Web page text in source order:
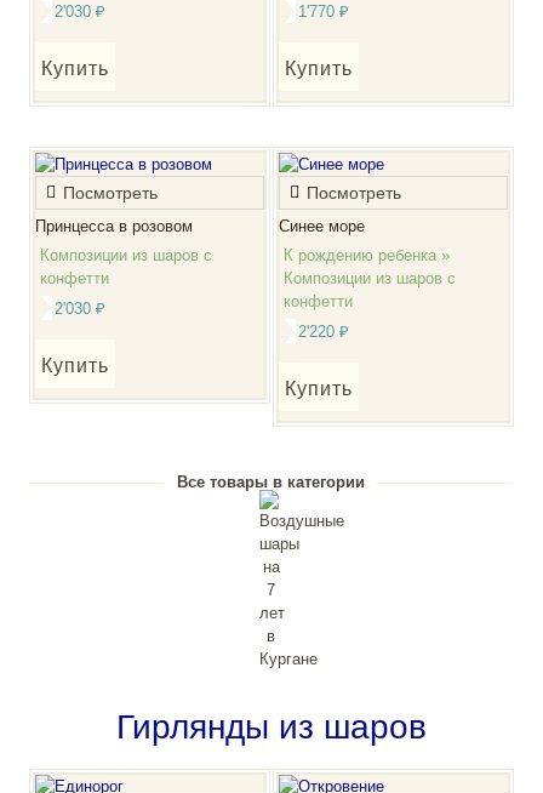
2'030 ₽
Купить
1'770 ₽
Купить
Посмотреть
Принцесса в розовом
Композиции из шаров с
конфетти
2'030 ₽
Купить
Посмотреть
Синее море
К рождению ребенка »
Композиции из шаров с
конфетти
2'220 ₽
Купить
Все товары в категории
Гирлянды из шаров